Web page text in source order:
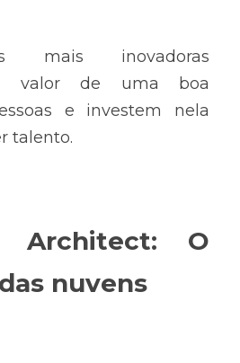
mais inovadoras
valor de uma boa
e investem nela
talento.
Architect: O
nuvens